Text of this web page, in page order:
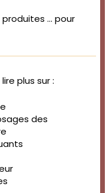
… pour
plus sur :
des